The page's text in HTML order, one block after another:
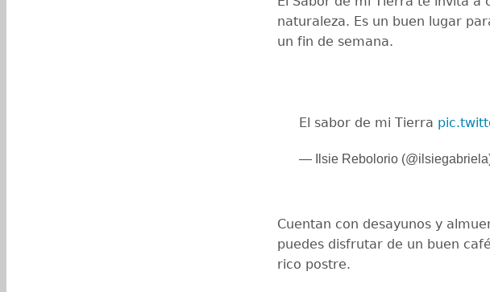
naturaleza. Es un buen lugar
un fin de semana.
El sabor de mi Tierra
— Ilsie Rebolorio
Cuentan con desayunos y
puedes disfrutar de un buen
rico postre.